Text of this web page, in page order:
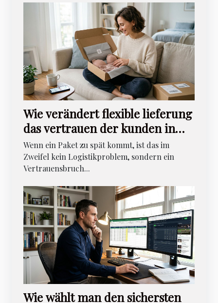
Wie verändert flexible lieferung
das vertrauen der kunden in
online-dessous-shops?
Wenn ein Paket zu spät kommt, ist das im
Zweifel kein Logistikproblem, sondern ein
Vertrauensbruch...
Wie wählt man den sichersten